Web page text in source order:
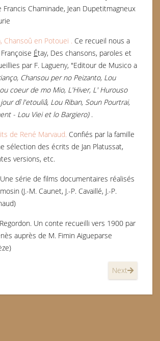
Chaminade, Jean Dupetitmagneux
Chansoû en Potouei . Ce recueil nous a
Étay, Des chansons, paroles et
par F. Lagueny, "Editour de Musico a
Chansou per no Peizanto, Lou
coeur de mo Mio, L'Hiver, L' Hurouso
dî l'etouliâ, Lou Riban, Soun Pourtrai,
- Lou Viei et lo Bargiero).
de René Marvaud. Confiés par la famille
sélection des écrits de Jan Platussat,
versions, etc.
Une série de films documentaires réalisés
(J.-M. Caunet, J.-P. Cavaillé, J.-P.
Un conte recueilli vers 1900 par
auprès de M. Fimin Aigueparse
Next